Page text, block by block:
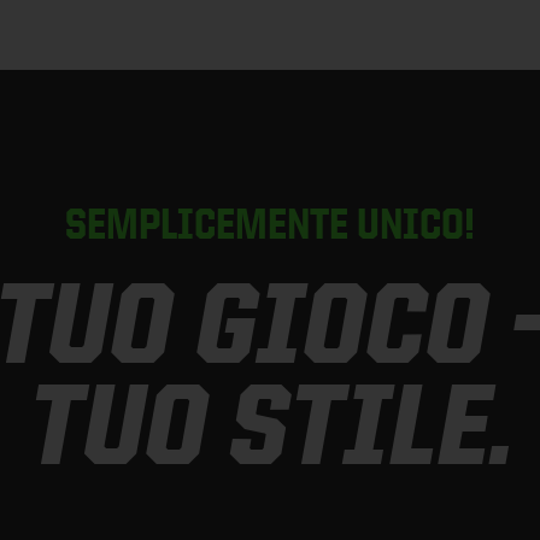
SEMPLICEMENTE UNICO!
GIOCO
TUO STILE.